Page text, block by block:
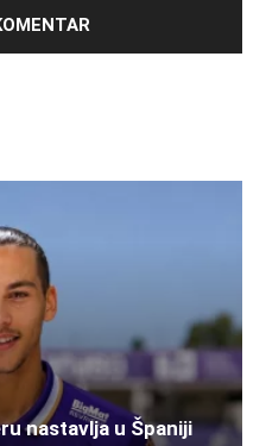
nastavlja u Španiji